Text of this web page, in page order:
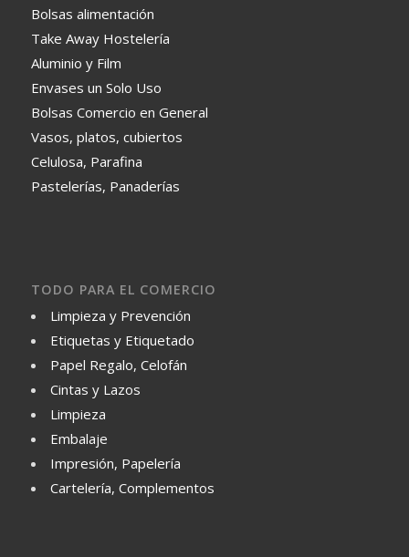
Bolsas alimentación
Take Away Hostelería
Aluminio y Film
Envases un Solo Uso
Bolsas Comercio en General
Vasos, platos, cubiertos
Celulosa, Parafina
Pastelerías, Panaderías
TODO PARA EL COMERCIO
Limpieza y Prevención
Etiquetas y Etiquetado
Papel Regalo, Celofán
Cintas y Lazos
Limpieza
Embalaje
Impresión, Papelería
Cartelería, Complementos